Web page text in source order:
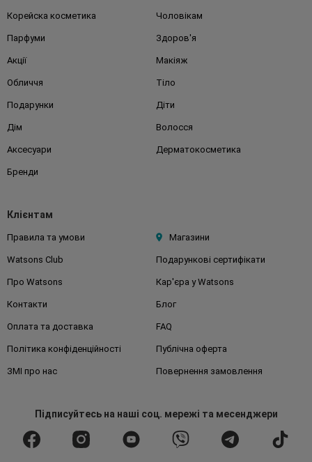
Корейска косметика Чоловікам
Парфуми Здоров'я
Акції Макіяж
Обличчя Тіло
Подарунки Діти
Дім Волосся
Аксесуари Дерматокосметика
Бренди
Клієнтам
Правила та умови Магазини
Watsons Club Подарункові сертифікати
Про Watsons Кар'єра у Watsons
Контакти Блог
Оплата та доставка FAQ
Політика конфіденційності Публічна оферта
ЗМІ про нас Повернення замовлення
Підписуйтесьна наші соц. мережі та месенджери